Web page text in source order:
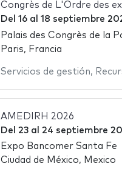
Congrès de L'Ordre des
Del 16al 18 septiembre
Palais des Congrès de la
Paris, Francia
Servicios de gestión,
AMEDIRH 2026
Del 23al 24 septiembre
Expo Bancomer Santa Fe
Ciudad de México, Mexico